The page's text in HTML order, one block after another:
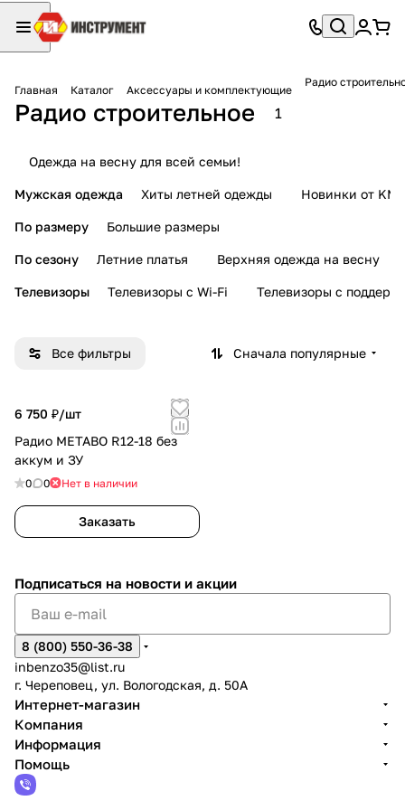
Главная Каталог Аксессуары и комплектующие
Радио
Радио строительное 1
Одежда на весну для всей семьи!
Мужская одежда Хиты летней одежды Новинки от KMI
По размеру Большие размеры
По сезону Летние платья Верхняя одежда на весну
Телевизоры Телевизоры с Wi-Fi Телевизоры с
Все фильтры Сначала популярные
6 750 ₽/шт
Радио METABO R12-18 без
аккум и ЗУ
0 0 Нет в наличии
Заказать
Подписаться на новости и акции
8 (800) 550-36-38
inbenzo35@list.ru
г. Череповец, ул. Вологодская, д. 50А
Интернет-магазин
Компания
Информация
Помощь